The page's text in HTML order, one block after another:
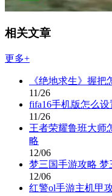
相关文章
更多+
《绝地求生》握
11/26
fifa16手机版怎么设
11/26
王者荣耀鲁班大师
略
12/06
梦三国手游攻略
12/06
红警ol手游主机甲